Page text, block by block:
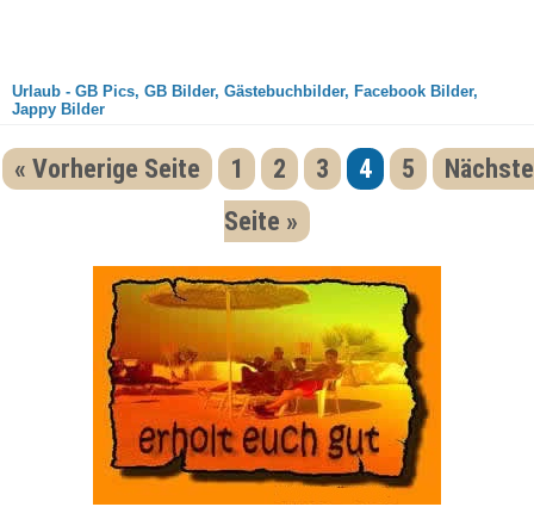
Urlaub - GB Pics, GB Bilder, Gästebuchbilder, Facebook Bilder,
Jappy Bilder
« Vorherige Seite 1 2 3 4 5
Nächste
Seite »